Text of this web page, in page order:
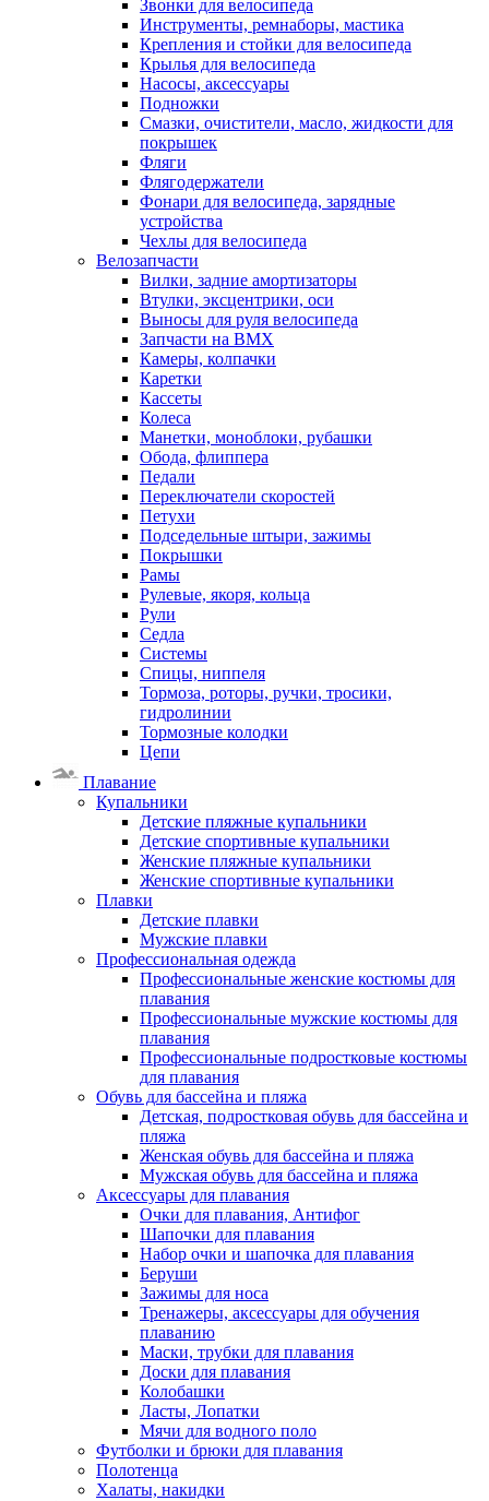
Звонки для велосипеда
Инструменты, ремнаборы, мастика
Крепления и стойки для велосипеда
Крылья для велосипеда
Насосы, аксессуары
Подножки
Смазки, очистители, масло, жидкости для
покрышек
Фляги
Флягодержатели
Фонари для велосипеда, зарядные
устройства
Чехлы для велосипеда
Велозапчасти
Вилки, задние амортизаторы
Втулки, эксцентрики, оси
Выносы для руля велосипеда
Запчасти на BMX
Камеры, колпачки
Каретки
Кассеты
Колеса
Манетки, моноблоки, рубашки
Обода, флиппера
Педали
Переключатели скоростей
Петухи
Подседельные штыри, зажимы
Покрышки
Рамы
Рулевые, якоря, кольца
Рули
Седла
Системы
Спицы, ниппеля
Тормоза, роторы, ручки, тросики,
гидролинии
Тормозные колодки
Цепи
Плавание
Купальники
Детские пляжные купальники
Детские спортивные купальники
Женские пляжные купальники
Женские спортивные купальники
Плавки
Детские плавки
Мужские плавки
Профессиональная одежда
Профессиональные женские костюмы для
плавания
Профессиональные мужские костюмы для
плавания
Профессиональные подростковые костюмы
для плавания
Обувь для бассейна и пляжа
Детская, подростковая обувь для бассейна и
пляжа
Женская обувь для бассейна и пляжа
Мужская обувь для бассейна и пляжа
Аксессуары для плавания
Очки для плавания, Антифог
Шапочки для плавания
Набор очки и шапочка для плавания
Беруши
Зажимы для носа
Тренажеры, аксессуары для обучения
плаванию
Маски, трубки для плавания
Доски для плавания
Колобашки
Ласты, Лопатки
Мячи для водного поло
Футболки и брюки для плавания
Полотенца
Халаты, накидки